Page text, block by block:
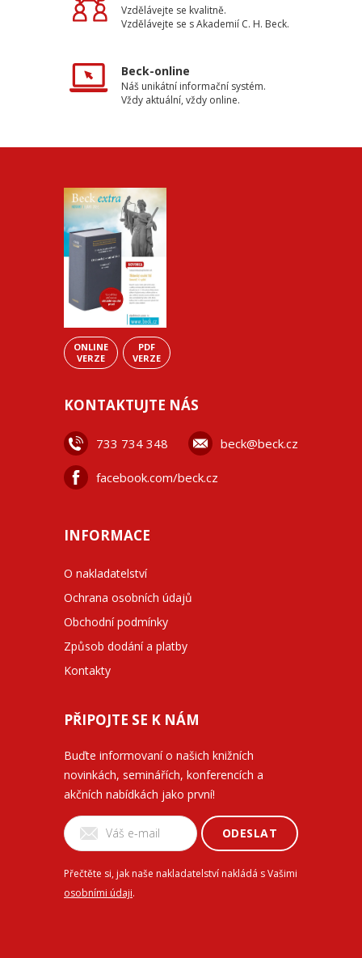
Vzdělávejte se kvalitně.
Vzdělávejte se s Akademií C. H. Beck.
Beck-online
Náš unikátní informační systém.
Vždy aktuální, vždy online.
ONLINE
VERZE
PDF
VERZE
KONTAKTUJTE NÁS
733 734 348 beck@beck.cz
facebook.com/beck.cz
INFORMACE
O nakladatelství
Ochrana osobních údajů
Obchodní podmínky
Způsob dodání a platby
Kontakty
PŘIPOJTE SE K NÁM
Buďte informovaní o našich knižních
novinkách, seminářích, konferencích a
akčních nabídkách jako první!
ODESLAT
Přečtěte si, jak naše nakladatelství nakládá s Vašimi
osobními údaji.